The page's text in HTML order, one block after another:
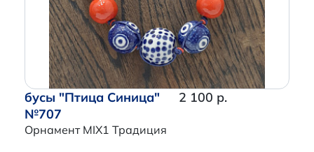
бусы "Птица Синица"
№707
Орнамент MIX1 Традиция
2 100 р.